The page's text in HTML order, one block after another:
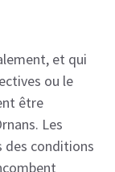
et qui
ou le
être
Les
des conditions